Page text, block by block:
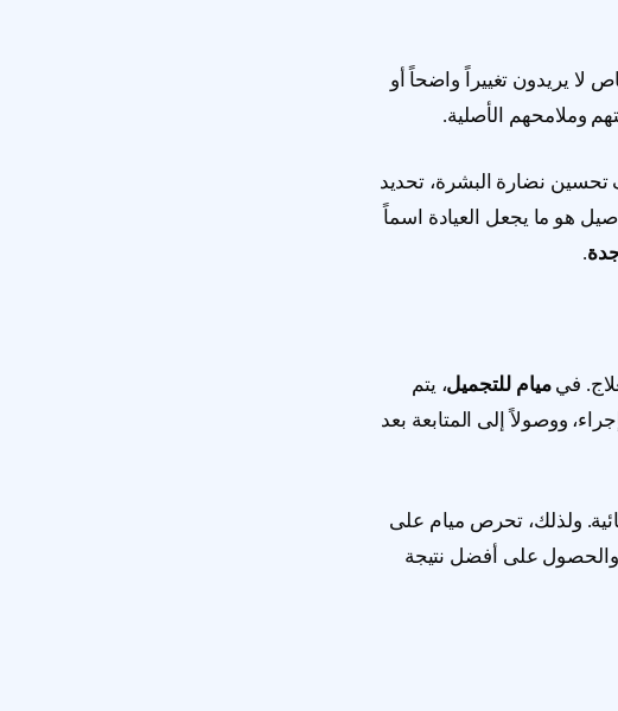
لا يريدون تغييراً واضحاً أو
وملامحهم الأصلية.
نضارة البشرة، تحديد
هو ما يجعل العيادة اسماً
.
فيميام للتجميل، يتم
ووصولاً إلى المتابعة بعد
ولذلك، تحرص ميام على
والحصول على أفضل نتيجة